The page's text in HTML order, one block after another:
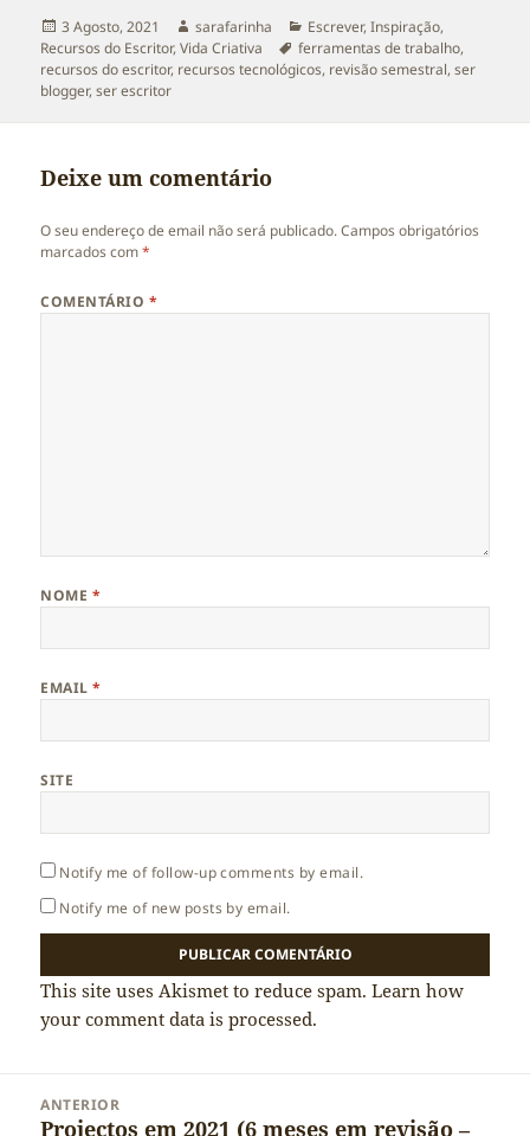
Publicado
a
3 Agosto, 2021 Autor
sarafarinha Categorias
Escrever,Inspiração,
Recursos do Escritor,Vida Criativa Etiquetas
ferramentas de trabalho,
recursos do escritor, recursos tecnológicos, revisão semestral,ser
blogger,ser escritor
Deixe um comentário
O seu endereço de email não será publicado. Campos obrigatórios
marcados com*
COMENTÁRIO *
NOME *
EMAIL*
SITE
Notify me of follow-up comments by email.
Notify me of new posts by email.
This site uses Akismet to reduce spam.Learn how
your comment data is processed.
ANTERIOR
Artigo
Projectos em 2021 (6 meses em revisão –